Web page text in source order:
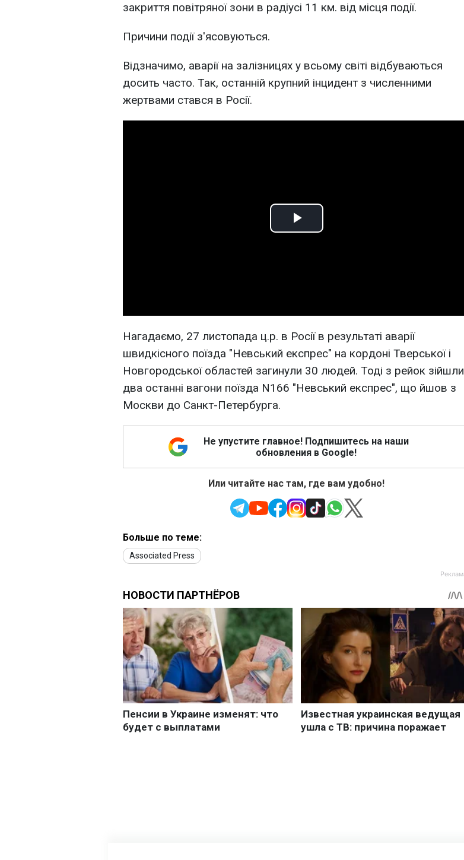
закриття повітряної зони в радіусі 11 км. від місця події.
Причини події з'ясовуються.
Відзначимо, аварії на залізницях у всьому світі відбуваються
досить часто. Так, останній крупний інцидент з численними
жертвами стався в Росії.
Play
Нагадаємо, 27 листопада ц.р. в Росії в результаті аварії
швидкісного поїзда "Невський експрес" на кордоні Тверської і
Новгородської областей загинули 30 людей. Тоді з рейок зійшли
два останні вагони поїзда N166 "Невський експрес", що йшов з
Москви до Санкт-Петербурга.
Не упустите главное! Подпишитесь на наши
обновления в Google!
Или читайте нас там, где вам удобно!
Больше по теме:
Associated Press